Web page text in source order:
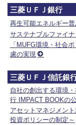
三菱ＵＦＪ銀行
再生可能エネルギー
サステナブルファイ
「MUFG環境・社会
慮の実現
三菱ＵＦＪ信託銀
自社の創出する環境
行 IMPACT BOOKの
アセットマネジメン
投資ポリシーの制定～